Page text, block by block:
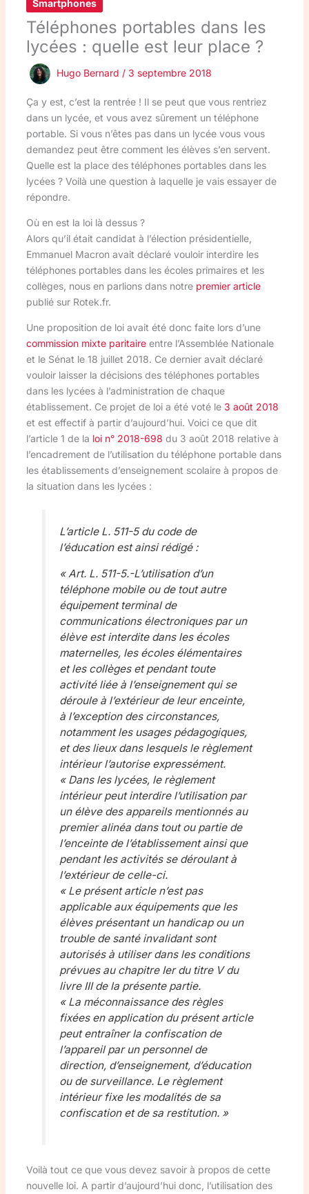
Smartphones
Téléphones portables dans les
lycées : quelle est leur place ?
Hugo Bernard / 3 septembre 2018
Ça y est, c’est la rentrée ! Il se peut que vous rentriez
dans un lycée, et vous avez sûrement un téléphone
portable. Si vous n’êtes pas dans un lycée vous vous
demandez peut être comment les élèves s’en servent.
Quelle est la place des téléphones portables dans les
lycées ? Voilà une question à laquelle je vais essayer de
répondre.
Où en est la loi là dessus ?
Alors qu’il était candidat à l’élection présidentielle,
Emmanuel Macron avait déclaré vouloir interdire les
téléphones portables dans les écoles primaires et les
collèges, nous en parlions dans notre premier article
publié sur Rotek.fr.
Une proposition de loi avait été donc faite lors d’une
commission mixte paritaireentre l’Assemblée Nationale
et le Sénat le 18 juillet 2018. Ce dernier avait déclaré
vouloir laisser la décisions des téléphones portables
dans les lycées à l’administration de chaque
établissement. Ce projet de loi a été voté le 3 août 2018
et est effectif à partir d’aujourd’hui. Voici ce que dit
l’article 1 de la loi n° 2018-698 du 3 août 2018 relative à
l’encadrement de l’utilisation du téléphone portable dans
les établissements d’enseignement scolaire à propos de
la situation dans les lycées :
L’article L. 511-5 du code de
l’éducation est ainsi rédigé :
« Art. L. 511-5.-L’utilisation d’un
téléphone mobile ou de tout autre
équipement terminal de
communications électroniques par un
élève est interdite dans les écoles
maternelles, les écoles élémentaires
et les collèges et pendant toute
activité liée à l’enseignement qui se
déroule à l’extérieur de leur enceinte,
à l’exception des circonstances,
notamment les usages pédagogiques,
et des lieux dans lesquels le règlement
intérieur l’autorise expressément.
« Dans les lycées, le règlement
intérieur peut interdire l’utilisation par
un élève des appareils mentionnés au
premier alinéa dans tout ou partie de
l’enceinte de l’établissement ainsi que
pendant les activités se déroulant à
l’extérieur de celle-ci.
« Le présent article n’est pas
applicable aux équipements que les
élèves présentant un handicap ou un
trouble de santé invalidant sont
autorisés à utiliser dans les conditions
prévues au chapitre Ier du titre V du
livre III de la présente partie.
« La méconnaissance des règles
fixées en application du présent article
peut entraîner la confiscation de
l’appareil par un personnel de
direction, d’enseignement, d’éducation
ou de surveillance. Le règlement
intérieur fixe les modalités de sa
confiscation et de sa restitution. »
Voilà tout ce que vous devez savoir à propos de cette
nouvelle loi. A partir d’aujourd’hui donc, l’utilisation des